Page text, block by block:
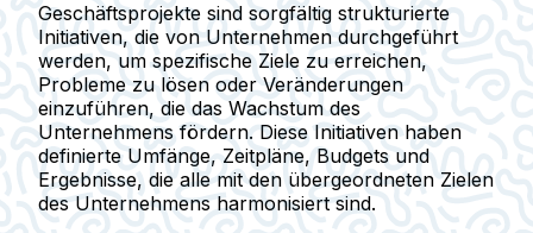
Geschäftsprojekte sind sorgfältig strukturierte
Initiativen, die von Unternehmen durchgeführt
werden, um spezifische Ziele zu erreichen,
Probleme zu lösen oder Veränderungen
einzuführen, die das Wachstum des
Unternehmens fördern. Diese Initiativen haben
definierte Umfänge, Zeitpläne, Budgets und
Ergebnisse, die alle mit den übergeordneten Zielen
des Unternehmens harmonisiert sind.